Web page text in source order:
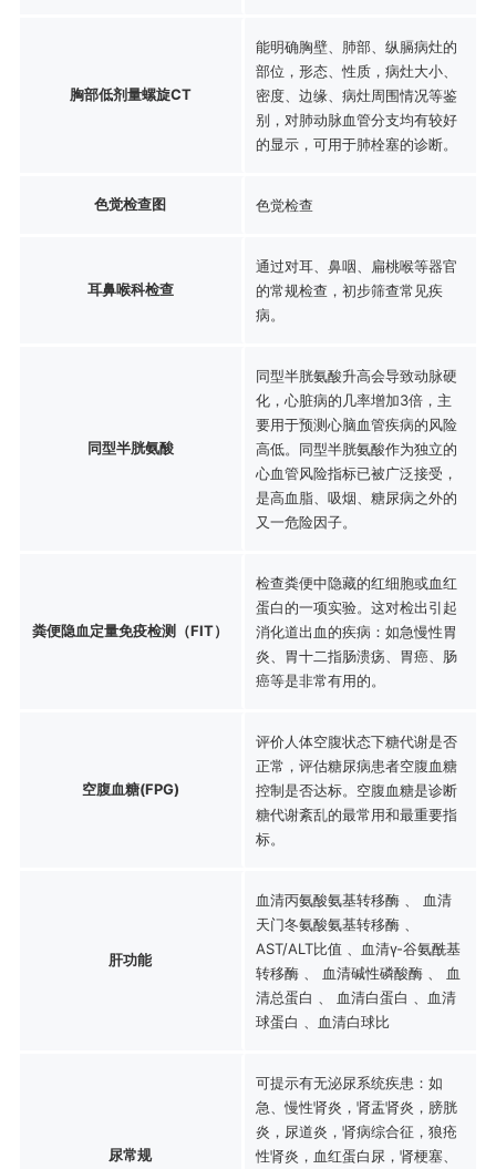
胸部低剂量螺旋CT
能明确胸壁、肺部、纵膈病灶的
部位，形态、性质，病灶大小、
密度、边缘、病灶周围情况等鉴
别，对肺动脉血管分支均有较好
的显示，可用于肺栓塞的诊断。
色觉检查图 色觉检查
耳鼻喉科检查
通过对耳、鼻咽、扁桃喉等器官
的常规检查，初步筛查常见疾
病。
同型半胱氨酸
同型半胱氨酸升高会导致动脉硬
化，心脏病的几率增加3倍，主
要用于预测心脑血管疾病的风险
高低。同型半胱氨酸作为独立的
心血管风险指标已被广泛接受，
是高血脂、吸烟、糖尿病之外的
又一危险因子。
粪便隐血定量免疫检测（FIT）
检查粪便中隐藏的红细胞或血红
蛋白的一项实验。这对检出引起
消化道出血的疾病：如急慢性胃
炎、胃十二指肠溃疡、胃癌、肠
癌等是非常有用的。
空腹血糖(FPG)
评价人体空腹状态下糖代谢是否
正常，评估糖尿病患者空腹血糖
控制是否达标。空腹血糖是诊断
糖代谢紊乱的最常用和最重要指
标。
肝功能
血清丙氨酸氨基转移酶 、 血清
天门冬氨酸氨基转移酶 、
AST/ALT比值 、血清γ-谷氨酰基
转移酶 、 血清碱性磷酸酶 、 血
清总蛋白 、 血清白蛋白 、血清
球蛋白 、血清白球比
尿常规
可提示有无泌尿系统疾患：如
急、慢性肾炎，肾盂肾炎，膀胱
炎，尿道炎，肾病综合征，狼疮
性肾炎，血红蛋白尿，肾梗塞、